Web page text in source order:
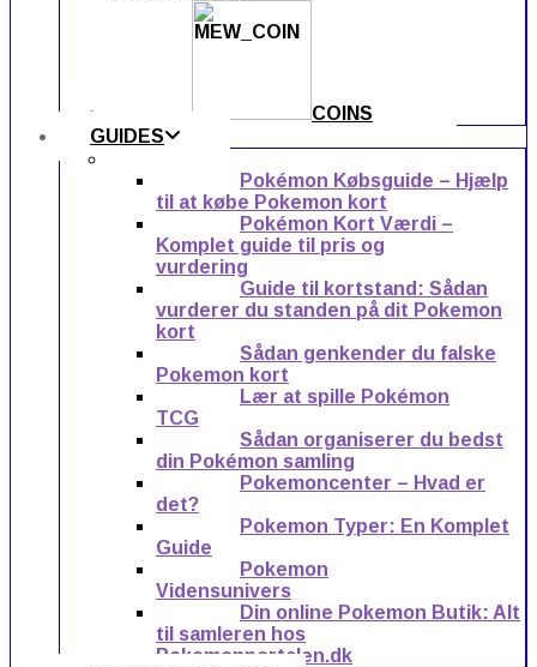
COINS
GUIDES
Pokémon Købsguide – Hjælp
til at købe Pokemon kort
Pokémon Kort Værdi –
Komplet guide til pris og
vurdering
Guide til kortstand: Sådan
vurderer du standen på dit Pokemon
kort
Sådan genkender du falske
Pokemon kort
Lær at spille Pokémon
TCG
Sådan organiserer du bedst
din Pokémon samling
Pokemoncenter – Hvad er
det?
Pokemon Typer: En Komplet
Guide
Pokemon
Vidensunivers
Din online Pokemon Butik: Alt
til samleren hos
Pokemonportalen.dk